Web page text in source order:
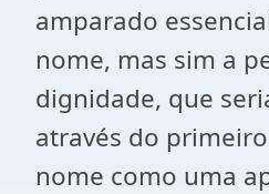
amparado
nome, mas sim a
dignidade, que
através do
nome como uma